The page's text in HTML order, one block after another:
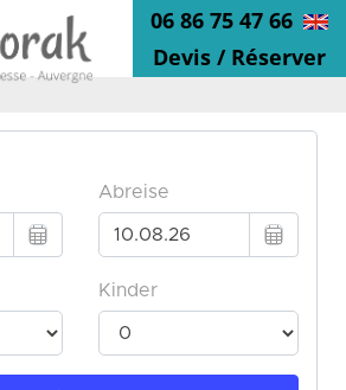
06 86 75 47 66
Devis / Réserver